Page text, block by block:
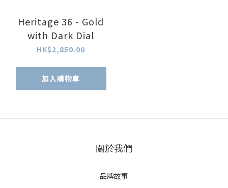
Heritage 36 - Gold
with Dark Dial
HK$2,850.00
加入購物車
關於我們
品牌故事